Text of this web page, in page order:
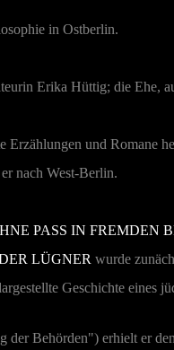
in Ostberlin.
Erika Hüttig; die Ehe,
und Romane
nach West-Berlin.
PASS IN FREMDEN
LÜGNER wurde
Geschichte eines
der Behörden") erhielt er